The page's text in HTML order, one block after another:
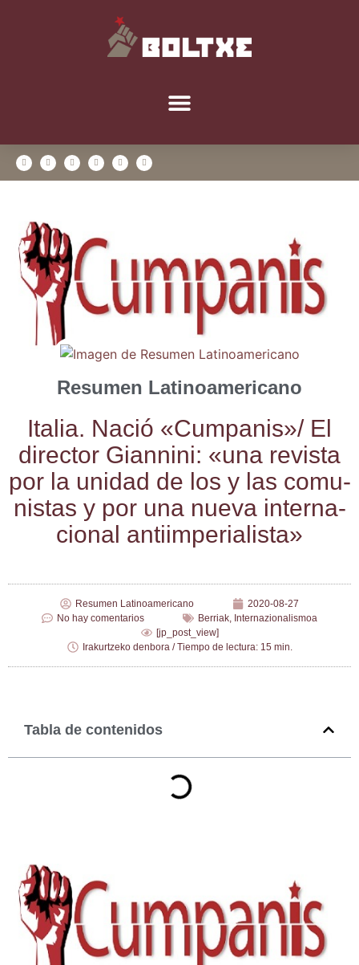
Resumen Latinoamericano
Ita­lia. Nació «Cumpanis»/ El
direc­tor Gian­ni­ni: «una revis­ta
por la uni­dad de los y las comu­
nis­tas y por una nue­va inter­na­
cio­nal antiimperialista»
Resumen Latinoamericano
2020-08-27
No hay comentarios
Berriak Internazionalismoa
[jp_post_view]
Irakurtzeko denbora / Tiempo de lectura: 15 min.
Tabla de contenidos